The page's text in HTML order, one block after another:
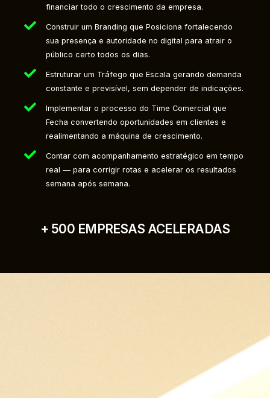
financiar todo o crescimento da empresa.
Construir um Branding que Posiciona fortalecendo
sua presença e autoridade no digital para atrair o
público certo todos os dias.
Estruturar um Tráfego que Escala gerando demanda
constante e previsível, sem depender de indicações.
Implementar o processo do Time Comercial que
Fecha convertendo oportunidades em clientes e
realimentando a máquina de crescimento.
Contar com acompanhamento estratégico em tempo
real — para corrigir rotas e acelerar os resultados
semana após semana.
+ 500 EMPRESAS ACELERADAS